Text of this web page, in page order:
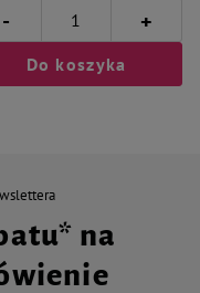
- +
Do koszyka
na